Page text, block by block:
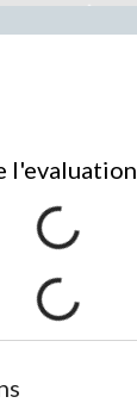
l'evaluation